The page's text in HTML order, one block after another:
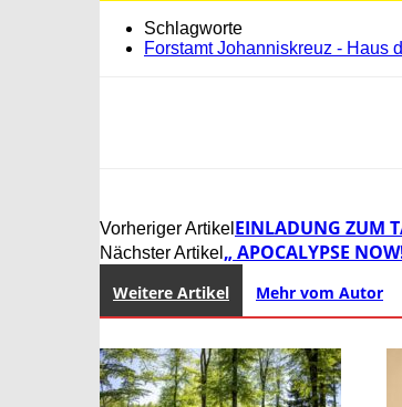
Schlagworte
Forstamt Johanniskreuz - Haus
Vorheriger Artikel EINLADUNG ZUM
Nächster Artikel „ APOCALYPSE
Weitere Artikel Mehr vom Autor